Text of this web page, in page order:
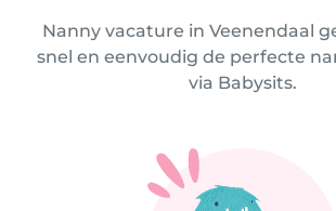
Nanny vacature in Veenendaal
snel en eenvoudig de perfecte
via Babysits.